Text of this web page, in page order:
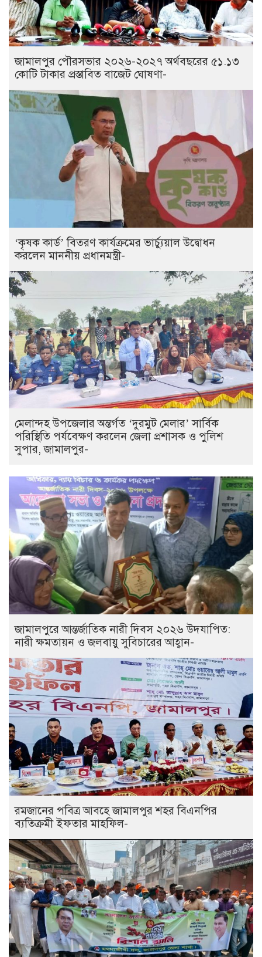
জামালপুর পৌরসভার ২০২৬-২০২৭ অর্থবছরের ৫১.১৩
কোটি টাকার প্রস্তাবিত বাজেট ঘোষণা-
‘কৃষক কার্ড’ বিতরণ কার্যক্রমের ভার্চ্যুয়াল উদ্বোধন
করলেন মাননীয় প্রধানমন্ত্রী-
মেলান্দহ উপজেলার অন্তর্গত ‘দুরমুট মেলার’ সার্বিক
পরিস্থিতি পর্যবেক্ষণ করলেন জেলা প্রশাসক ও পুলিশ
সুপার, জামালপুর-
জামালপুরে আন্তর্জাতিক নারী দিবস ২০২৬ উদযাপিত:
নারী ক্ষমতায়ন ও জলবায়ু সুবিচারের আহ্বান-
রমজানের পবিত্র আবহে জামালপুর শহর বিএনপির
ব্যতিক্রমী ইফতার মাহফিল-